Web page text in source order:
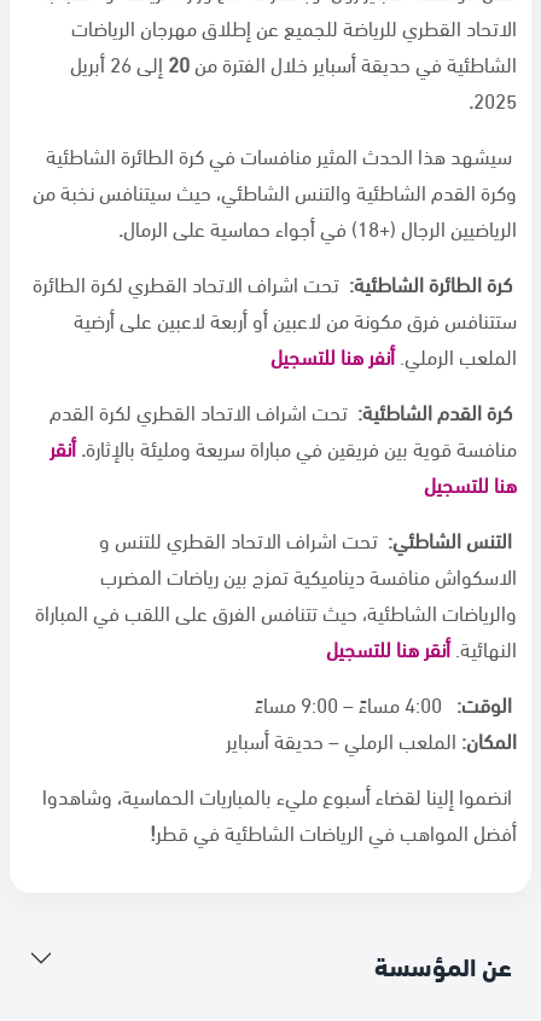
الاتحاد القطري للرياضة للجميع عن إطلاق مهرجان الرياضات
الشاطئية في حديقة أسباير خلال الفترة من20
إلى 26 أبريل
2025
.
سيشهد هذا الحدث المثير منافسات في كرة الطائرة الشاطئية
وكرة القدم الشاطئية والتنس الشاطئي، حيث سيتنافس نخبة من
الرياضيين الرجال (+18) في أجواء حماسية على الرمال
.
كرة الطائرة الشاطئية: تحت اشراف الاتحاد القطري لكرة الطائرة
ستتنافس فرق مكونة من لاعبين أو أربعة لاعبين على أرضية
الملعب الرملي.أنفر هنا للتسجيل
كرة القدم الشاطئية: تحت اشراف الاتحاد القطري لكرة القدم
منافسة قوية بين فريقين في مباراة سريعة ومليئة بالإثارة.أنقر
هنا للتسجيل
التنس الشاطئي: تحت اشراف الاتحاد القطري للتنس و
الاسكواش منافسة ديناميكية تمزج بين رياضات المضرب
والرياضات الشاطئية، حيث تتنافس الفرق على اللقب في المباراة
النهائية.أنقر هنا للتسجيل
الوقت:
مساءً – 9:00 مساءً
المكان:الملعب الرملي – حديقة أسباير
انضموا إلينا لقضاء أسبوع مليء بالمباريات الحماسية، وشاهدوا
أفضل المواهب في الرياضات الشاطئية في قطر!
عن المؤسسة